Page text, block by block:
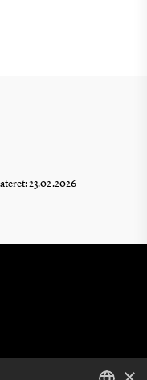
23.02.2026